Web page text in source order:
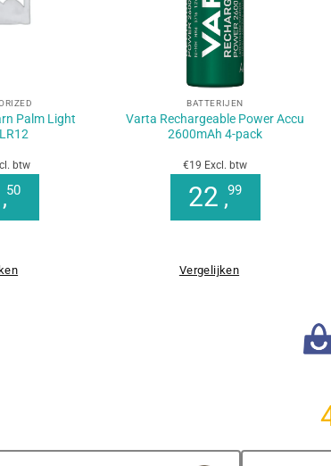
Palm Light
btw
,50
BATTERIJEN
Varta Rechargeable Power Accu
2600mAh 4-pack
€19 Excl. btw
22 ,99
Vergelijken